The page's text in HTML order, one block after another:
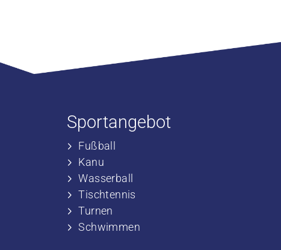
Sportangebot
Fußball
​Kanu
​Wasserball
​Tischtennis
​​Turnen
​​Schwimmen